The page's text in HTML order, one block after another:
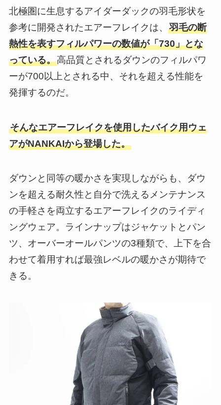
北極圏に生息するアイダーダックの羽毛形状を
参考に開発されたエアーフレイクは、 羽毛の断
熱性を表すフィルパワーの数値が「730」とな
っている。高品質とされるダウンのフィルパワ
ーが700以上とされる中、それを超える性能を
発揮するのだ。
そんなエアーフレイクを使用したバイク用ウェ
アがNANKAIから登場した。
ダウンと同等の暖かさを実現しながらも、ダウ
ンを超える耐久性と自分で洗えるメンテナンス
の手軽さを両立するエアーフレイクのライディ
ングウェア。ラインナップはジャケットとパン
ツ、オーバーオールパンツの3種類で、上下を合
わせて着用すれば最強レベルの暖かさが期待で
きる。